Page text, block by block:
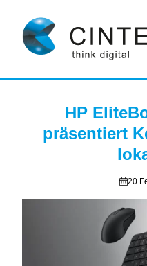
HP
präsentiert
20